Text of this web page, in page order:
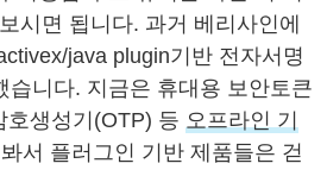
시면 됩니다. 과거 베리사인에
java plugin기반 전자서명
습니다. 지금은 휴대용 보안토큰
호생성기(OTP) 등 오프라인 기
서 플러그인 기반 제품들은 걷